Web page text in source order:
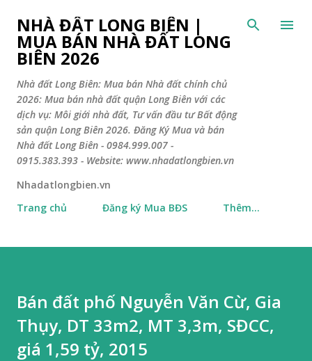
Chuyển đến nội dung chính
NHÀ ĐẤT LONG BIÊN |
MUA BÁN NHÀ ĐẤT LONG
BIÊN 2026
Nhà đất Long Biên: Mua bán Nhà đất chính chủ
2026: Mua bán nhà đất quận Long Biên với các
dịch vụ: Môi giới nhà đất, Tư vấn đầu tư Bất động
sản quận Long Biên 2026. Đăng Ký Mua và bán
Nhà đất Long Biên - 0984.999.007 -
0915.383.393 - Website: www.nhadatlongbien.vn
Nhadatlongbien.vn
Trang chủ
Đăng ký Mua BĐS Thêm…
Bán đất phố Nguyễn Văn Cừ, Gia
Thụy, DT 33m2, MT 3,3m, SĐCC,
giá 1,59 tỷ, 2015